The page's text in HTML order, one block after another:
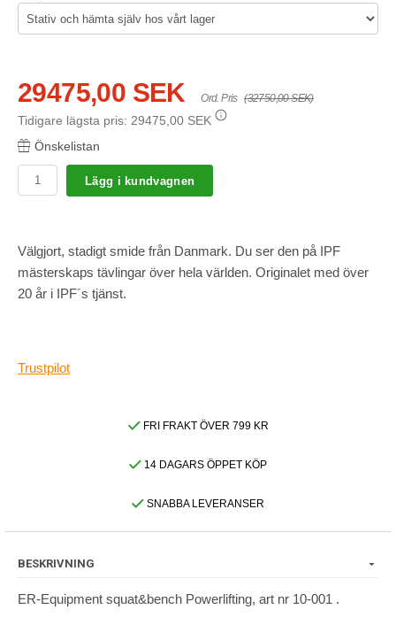
29475,00 SEK Ord. Pris (32750,00 SEK)
Tidigare lägsta pris: 29475,00 SEK
Önskelistan
Lägg i kundvagnen
Välgjort, stadigt smide från Danmark. Du ser den på IPF
mästerskaps tävlingar över hela världen. Originalet med över
20 år i IPF´s tjänst.
Trustpilot
FRI FRAKT ÖVER 799 KR
14 DAGARS ÖPPET KÖP
SNABBA LEVERANSER
BESKRIVNING
ER-Equipment squat&bench Powerlifting, art nr 10-001 .